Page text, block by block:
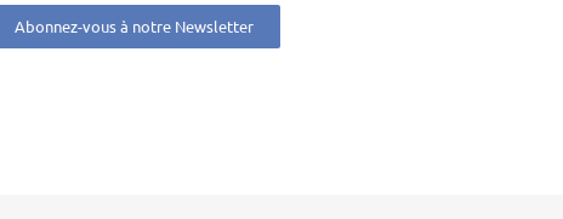
Abonnez-vous à notre Newsletter